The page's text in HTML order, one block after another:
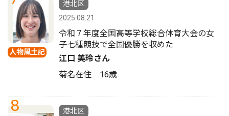
人物風土記
港北区
2025.08.21
令和７年度全国高等学校総合体育大会の女
子七種競技で全国優勝を収めた
江口 美玲さん
菊名在住 16歳
8
港北区